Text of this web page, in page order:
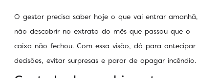
O gestor precisa saber hoje o que vai entrar amanhã,
não descobrir no extrato do mês que passou que o
caixa não fechou. Com essa visão, dá para antecipar
decisões, evitar surpresas e parar de apagar incêndio.